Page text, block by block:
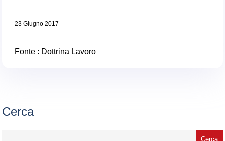
23 Giugno 2017
Fonte : Dottrina Lavoro
Cerca